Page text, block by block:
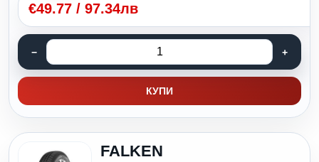
€49.77 / 97.34лв
КУПИ
FALKEN